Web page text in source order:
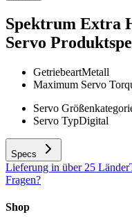
Spektrum Extra
Servo
GetriebeartMetall
Maximum Servo
Servo
Servo TypDigital
Specs
Lieferung in über 25 Länder
Fragen?
Shop